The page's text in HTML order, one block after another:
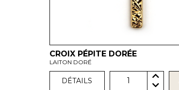
CROIX PÉPITE DORÉE
LAITON DORÉ
DÉTAILS 1